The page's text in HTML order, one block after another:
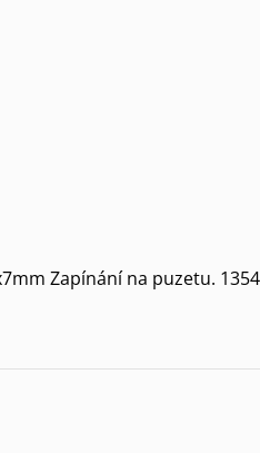
Zapínání na puzetu. 1354